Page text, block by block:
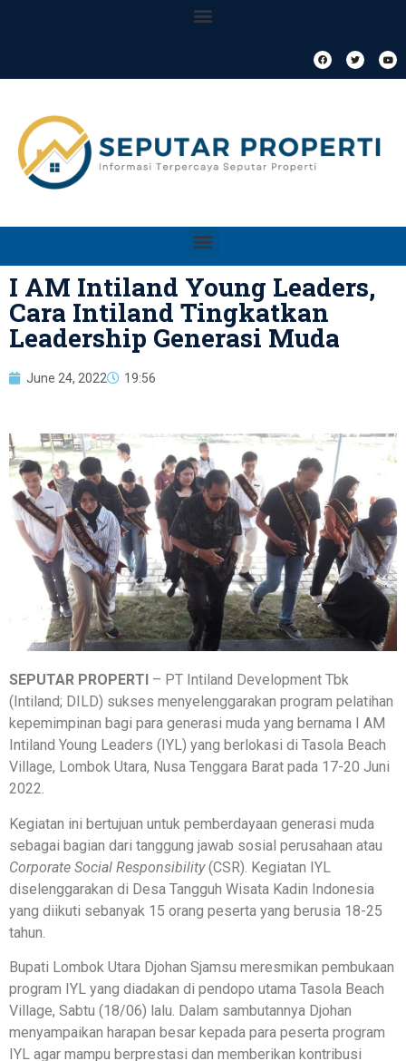
I AM Intiland Young Leaders,
Cara Intiland Tingkatkan
Leadership Generasi Muda
June 24, 2022 19:56
SEPUTAR PROPERTI – PT Intiland Development Tbk
(Intiland; DILD) sukses menyelenggarakan program pelatihan
kepemimpinan bagi para generasi muda yang bernama I AM
Intiland Young Leaders (IYL) yang berlokasi di Tasola Beach
Village, Lombok Utara, Nusa Tenggara Barat pada 17-20 Juni
2022.
Kegiatan ini bertujuan untuk pemberdayaan generasi muda
sebagai bagian dari tanggung jawab sosial perusahaan atau
Corporate Social Responsibility(CSR). Kegiatan IYL
diselenggarakan di Desa Tangguh Wisata Kadin Indonesia
yang diikuti sebanyak 15 orang peserta yang berusia 18-25
tahun.
Bupati Lombok Utara Djohan Sjamsu meresmikan pembukaan
program IYL yang diadakan di pendopo utama Tasola Beach
Village, Sabtu (18/06) lalu. Dalam sambutannya Djohan
menyampaikan harapan besar kepada para peserta program
IYL agar mampu berprestasi dan memberikan kontribusi